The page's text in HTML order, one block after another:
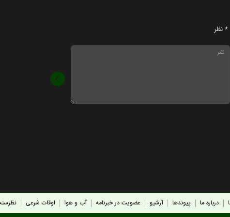
* نظر
درباره ما پیوندها آرشیو عضویت در خبرنامه آب و هوا اوقات شرعی